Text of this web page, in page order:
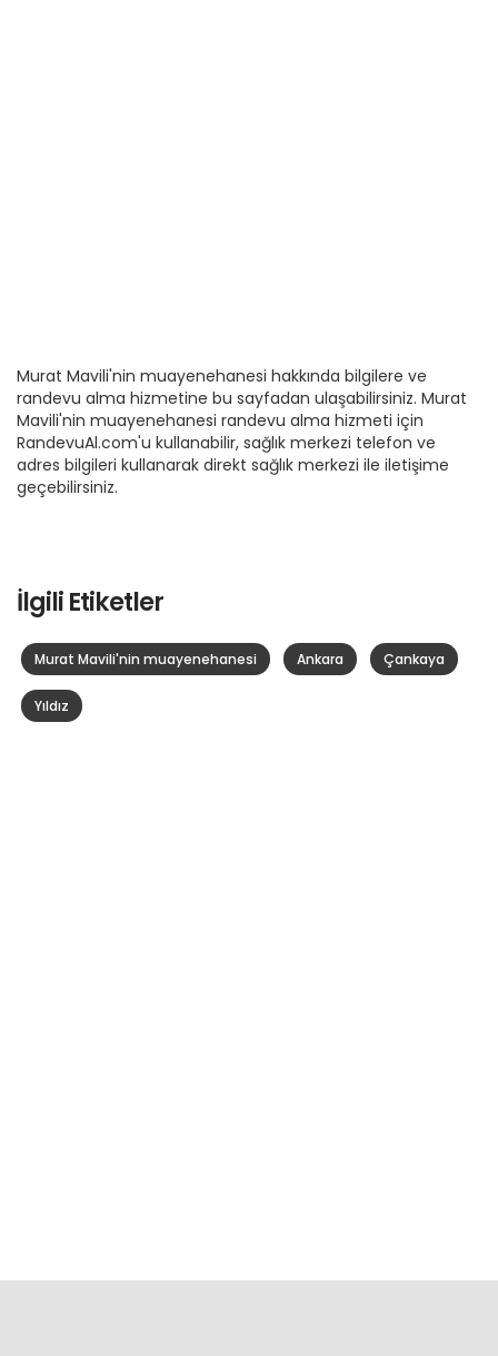
Murat Mavili'nin muayenehanesi hakkında bilgilere ve
randevu alma hizmetine bu sayfadan ulaşabilirsiniz. Murat
Mavili'nin muayenehanesi randevu alma hizmeti için
RandevuAl.com'u kullanabilir, sağlık merkezi telefon ve
adres bilgileri kullanarak direkt sağlık merkezi ile iletişime
geçebilirsiniz.
İlgili Etiketler
Murat Mavili'nin muayenehanesi Ankara Çankaya
Yıldız